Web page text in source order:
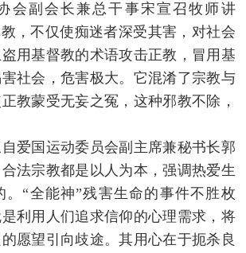
副会长兼总干事宋宣召牧师讲
，不仅使痴迷者深受其害，对社会
用基督教的术语攻击正教，冒用基
社会，危害极大。它混淆了宗教与
教蒙受无妄之冤，这种邪教不除，
国运动委员会副主席兼秘书长郭
法宗教都是以人为本，强调热爱生
。“全能神”残害生命的事件不胜枚
利用人们追求信仰的心理需求，将
愿望引向歧途。其用心在于扼杀良